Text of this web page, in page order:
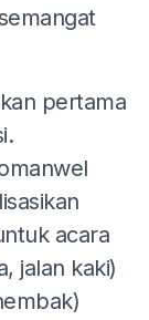
pertama
acara
jalan kaki)